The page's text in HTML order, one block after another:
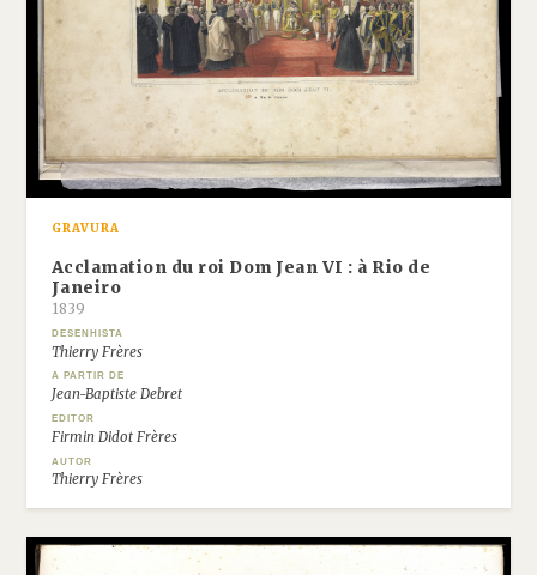
GRAVURA
Acclamation du roi Dom Jean VI : à Rio de
Janeiro
1839
DESENHISTA
Thierry Frères
A PARTIR DE
Jean-Baptiste Debret
EDITOR
Firmin Didot Frères
AUTOR
Thierry Frères